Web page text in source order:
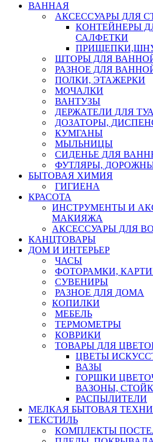
ВАННАЯ
АКСЕССУАРЫ ДЛЯ
КОНТЕЙНЕРЫ
САЛФЕТКИ
ШТОРЫ ДЛЯ
РАЗНОЕ ДЛЯ
ПОЛКИ, ЭТАЖЕРКИ
МОЧАЛКИ
ВАНТУЗЫ
ДЕРЖАТЕЛИ ДЛЯ
ДОЗАТОРЫ,
КУМГАНЫ
МЫЛЬНИЦЫ
СИДЕНЬЕ ДЛЯ
ФУТЛЯРЫ,
БЫТОВАЯ ХИМИЯ
ГИГИЕНА
КРАСОТА
ИНСТРУМЕНТЫ И
МАКИЯЖА
АКСЕССУАРЫ ДЛЯ
КАНЦТОВАРЫ
ДОМ И ИНТЕРЬЕР
ЧАСЫ
ФОТОРАМКИ,
СУВЕНИРЫ
РАЗНОЕ ДЛЯ ДОМА
КОПИЛКИ
МЕБЕЛЬ
ТЕРМОМЕТРЫ
КОВРИКИ
ТОВАРЫ ДЛЯ
ЦВЕТЫ
ВАЗЫ
ГОРШКИ
ВАЗОНЫ,
РАСПЫЛИТЕЛИ
МЕЛКАЯ БЫТОВАЯ
ТЕКСТИЛЬ
КОМПЛЕКТЫ